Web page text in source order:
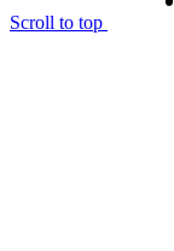
Scroll to top